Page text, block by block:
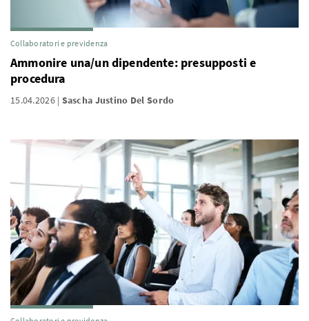
Collaboratori e previdenza
Ammonire una/un dipendente: presupposti e
procedura
15.04.2026 Sascha Justino Del Sordo